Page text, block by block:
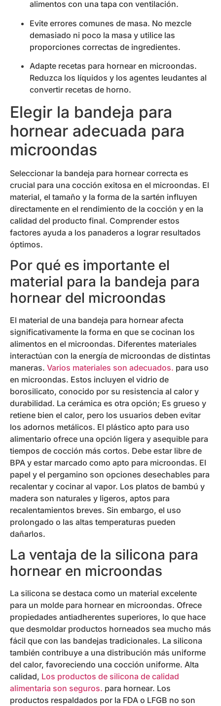
alimentos con una tapa con ventilación.
Evite errores comunes de masa. No mezcle
demasiado ni poco la masa y utilice las
proporciones correctas de ingredientes.
Adapte recetas para hornear en microondas.
Reduzca los líquidos y los agentes leudantes al
convertir recetas de horno.
Elegir la bandeja para
hornear adecuada para
microondas
Seleccionar la bandeja para hornear correcta es
crucial para una cocción exitosa en el microondas. El
material, el tamaño y la forma de la sartén influyen
directamente en el rendimiento de la cocción y en la
calidad del producto final. Comprender estos
factores ayuda a los panaderos a lograr resultados
óptimos.
Por qué es importante el
material para la bandeja para
hornear del microondas
El material de una bandeja para hornear afecta
significativamente la forma en que se cocinan los
alimentos en el microondas. Diferentes materiales
interactúan con la energía de microondas de distintas
maneras. Varios materiales son adecuados. para uso
en microondas. Estos incluyen el vidrio de
borosilicato, conocido por su resistencia al calor y
durabilidad. La cerámica es otra opción; Es grueso y
retiene bien el calor, pero los usuarios deben evitar
los adornos metálicos. El plástico apto para uso
alimentario ofrece una opción ligera y asequible para
tiempos de cocción más cortos. Debe estar libre de
BPA y estar marcado como apto para microondas. El
papel y el pergamino son opciones desechables para
recalentar y cocinar al vapor. Los platos de bambú y
madera son naturales y ligeros, aptos para
recalentamientos breves. Sin embargo, el uso
prolongado o las altas temperaturas pueden
dañarlos.
La ventaja de la silicona para
hornear en microondas
La silicona se destaca como un material excelente
para un molde para hornear en microondas. Ofrece
propiedades antiadherentes superiores, lo que hace
que desmoldar productos horneados sea mucho más
fácil que con las bandejas tradicionales. La silicona
también contribuye a una distribución más uniforme
del calor, favoreciendo una cocción uniforme. Alta
calidad, Los productos de silicona de calidad
alimentaria son seguros. para hornear. Los
productos respaldados por la FDA o LFGB no son